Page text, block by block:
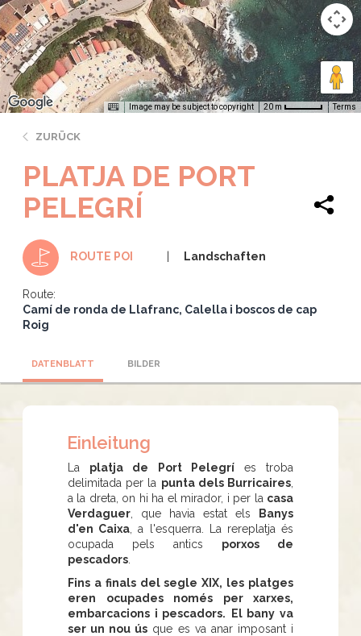
Image may be subject to copyright 20 m Terms
ZURÜCK
PLATJA DE PORT
PELEGRÍ
ROUTE POI Landschaften
Route:
Camí de ronda de Llafranc, Calella i boscos de cap
Roig
DATENBLATT BILDER
Einleitung
La platja de Port Pelegríes troba
delimitada per la punta dels Burricaires
a la dreta, on hi ha el mirador, i per la casa
Verdaguer , que havia estat els
Banys
d'en Caixa , a l'esquerra. La rereplatja és
ocupada pels antics porxos de
pescadors
Fins a finals del segle XIX, les platges
eren ocupades només per xarxes,
embarcacions i pescadors.
El bany va
ser un nou ús que es va anar imposant i